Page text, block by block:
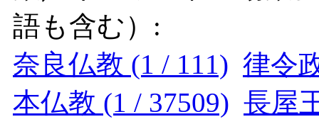
語も含む）:
奈良仏教 (1 / 111) 律令
本仏教 (1 / 37509) 長屋